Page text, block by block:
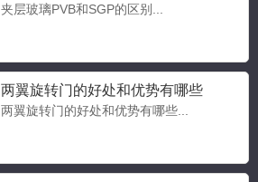
夹层玻璃PVB和SGP的区别...
两翼旋转门的好处和优势有哪些
两翼旋转门的好处和优势有哪些...